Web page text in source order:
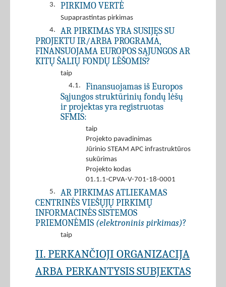
3.
PIRKIMO VERTĖ
Supaprastintas pirkimas
4.
AR PIRKIMAS YRA SUSIJĘS SU
PROJEKTU IR/ARBA PROGRAMA,
FINANSUOJAMA EUROPOS SĄJUNGOS AR
KITŲ ŠALIŲ FONDŲ LĖŠOMIS?
taip
4.1.
Finansuojamas iš Europos
Sąjungos struktūrinių fondų lėšų
ir projektas yra registruotas
SFMIS:
taip
Projekto pavadinimas
Jūrinio STEAM APC infrastruktūros
sukūrimas
Projekto kodas
01.1.1-CPVA-V-701-18-0001
5.
AR PIRKIMAS ATLIEKAMAS
CENTRINĖS VIEŠŲJŲ PIRKIMŲ
INFORMACINĖS SISTEMOS
PRIEMONĖMIS (elektroninis pirkimas)?
taip
II. PERKANČIOJI ORGANIZACIJA
ARBA PERKANTYSIS SUBJEKTAS